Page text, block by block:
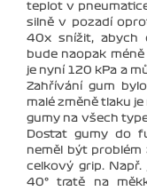
teplot v
silně v pozadí
40x snížit, abych
bude naopak
je nyní 120 kPa a
Zahřívání gum
malé změně tlaku
gumy na všech
Dostat gumy do
neměl být problém
celkový grip.
40° tratě na